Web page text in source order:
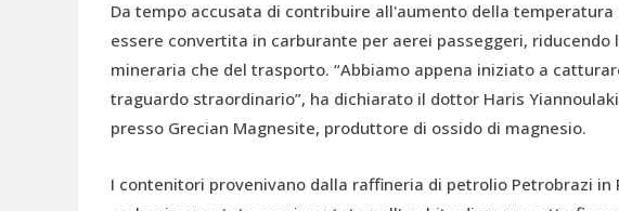
Da tempo accusata di contribuire all'aumento della temperatura
essere convertita in carburante per aerei passeggeri,
mineraria che del trasporto. “Abbiamo appena iniziato a
traguardo straordinario”, ha dichiarato il dottor Haris
presso Grecian Magnesite, produttore di ossido di magnesio.
I contenitori provenivano dalla raffineria di petrolio Petrobrazi in